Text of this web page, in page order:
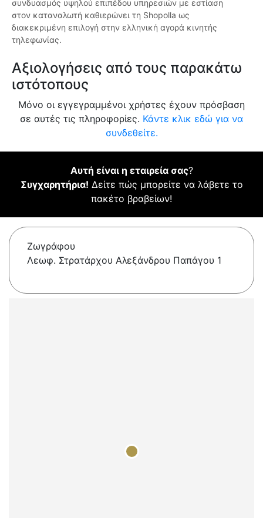
συνδυασμός υψηλού επιπέδου υπηρεσιών με εστίαση
στον καταναλωτή καθιερώνει τη Shopolla ως
διακεκριμένη επιλογή στην ελληνική αγορά κινητής
τηλεφωνίας.
Αξιολογήσεις από τους παρακάτω
ιστότοπους
Μόνο οι εγγεγραμμένοι χρήστες έχουν πρόσβαση
σε αυτές τις πληροφορίες. Κάντε κλικ εδώ για να
συνδεθείτε.
Αυτή είναι η εταιρεία σας?
Συγχαρητήρια! Δείτε πώς μπορείτε να λάβετε το
πακέτο βραβείων!
Ζωγράφου
Λεωφ. Στρατάρχου Αλεξάνδρου Παπάγου 1